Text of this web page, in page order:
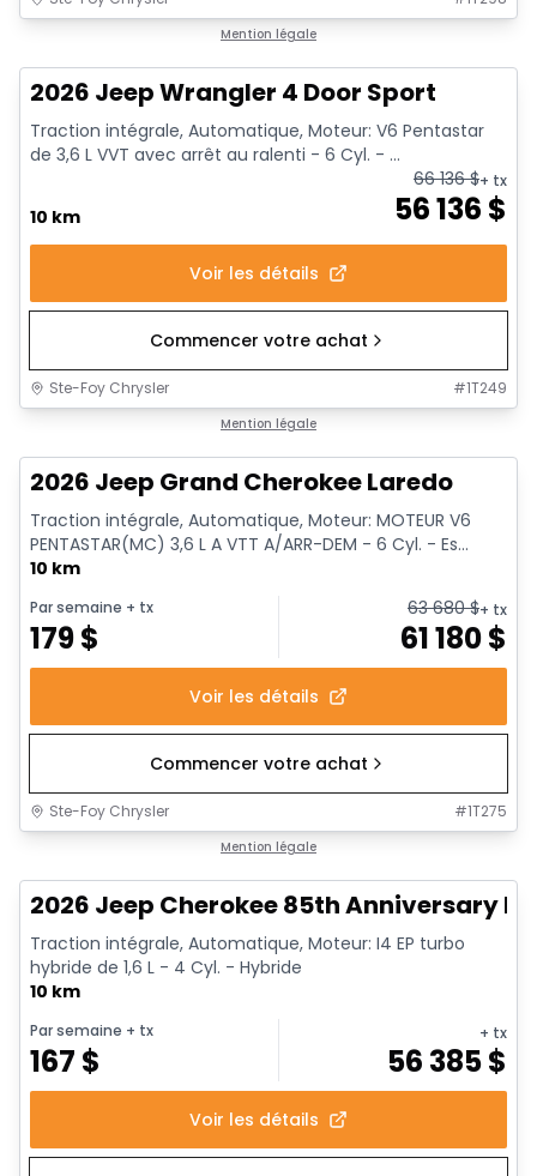
Mention légale
2026 Jeep Wrangler 4 Door Sport
Traction intégrale, Automatique, Moteur: V6 Pentastar
de 3,6 L VVT avec arrêt au ralenti - 6 Cyl. - ...
10 km 56 136 $
66 136$+ tx
Voir les détails
Commencer votre achat
Ste-Foy Chrysler #1T249
Mention légale
2026 Jeep Grand Cherokee Laredo
Traction intégrale, Automatique, Moteur: MOTEUR V6
PENTASTAR(MC) 3,6 L A VTT A/ARR-DEM - 6 Cyl. - Es...
10 km
Par semaine + tx
179$
63 680$+ tx
61 180$
Voir les détails
Commencer votre achat
Ste-Foy Chrysler #1T275
Mention légale
2026 Jeep Cherokee 85th Anniversary
Traction intégrale, Automatique, Moteur: I4 EP turbo
hybride de 1,6 L - 4 Cyl. - Hybride
10 km
Par semaine + tx
167 $
+ tx
56 385$
Voir les détails